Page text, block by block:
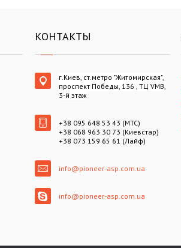
КОНТАКТЫ
г.Киев, ст.метро "Житомирская",
проспект Победы, 136 , ТЦ VMB,
3-й этаж
+38 095 648 53 43 (МТС)
+38 068 963 30 73 (Киевстар)
+38 073 159 65 61 (Лайф)
info@pioneer-asp.com.ua
info@pioneer-asp.com.ua